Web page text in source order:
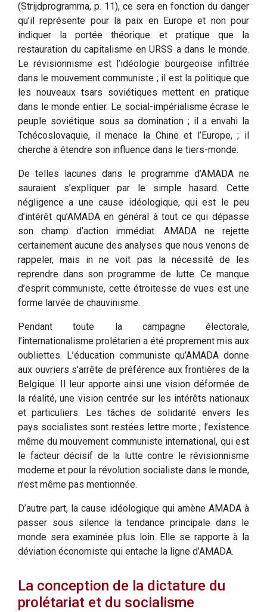
(Strijdprogramma, p. 11), ce sera en fonction du danger
qu’il représente pour la paix en Europe et non pour
indiquer la portée théorique et pratique que la
restauration du capitalisme en URSS a dans le monde.
Le révisionnisme est l’idéologie bourgeoise infiltrée
dans le mouvement communiste ; il est la politique que
les nouveaux tsars soviétiques mettent en pratique
dans le monde entier. Le social-impérialisme écrase le
peuple soviétique sous sa domination ; il a envahi la
Tchécoslovaquie, il menace la Chine et l’Europe, ; il
cherche à étendre son influence dans le tiers-monde.
De telles lacunes dans le programme d’AMADA ne
sauraient s’expliquer par le simple hasard. Cette
négligence a une cause idéologique, qui est le peu
d’intérêt qu’AMADA en général à tout ce qui dépasse
son champ d’action immédiat. AMADA ne rejette
certainement aucune des analyses que nous venons de
rappeler, mais in ne voit pas la nécessité de les
reprendre dans son programme de lutte. Ce manque
d’esprit communiste, cette étroitesse de vues est une
forme larvée de chauvinisme.
Pendant toute la campagne électorale,
l’internationalisme prolétarien a été proprement mis aux
oubliettes. L’éducation communiste qu’AMADA donne
aux ouvriers s’arrête de préférence aux frontières de la
Belgique. Il leur apporte ainsi une vision déformée de
la réalité, une vision centrée sur les intérêts nationaux
et particuliers. Les tâches de solidarité envers les
pays socialistes sont restées lettre morte ; l’existence
même du mouvement communiste international, qui est
le facteur décisif de la lutte contre le révisionnisme
moderne et pour la révolution socialiste dans le monde,
n’est même pas mentionnée.
D’autre part, la cause idéologique qui amène AMADA à
passer sous silence la tendance principale dans le
monde sera examinée plus loin. Elle se rapporte à la
déviation économiste qui entache la ligne d’AMADA.
La conception de la dictature du
prolétariat et du socialisme